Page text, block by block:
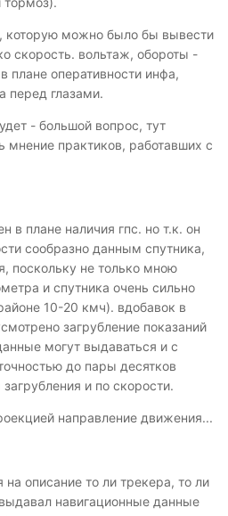
которую можно было бы вывести
скорость. вольтаж, обороты -
плане оперативности инфа,
перед глазами.
- большой вопрос, тут
мнение практиков, работавших с
в плане наличия гпс. но т.к. он
сообразно данным спутника,
поскольку не только мною
и спутника очень сильно
10-20 кмч). вдобавок в
загрубление показаний
могут выдаваться и с
до пары десятков
и по скорости.
направление движения...
на описание то ли трекера, то ли
навигационные данные